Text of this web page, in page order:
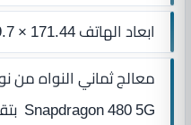
ابعاد الهاتف 171.44 × 79.7 × 9.1 ملم ويزن 217 جرام.